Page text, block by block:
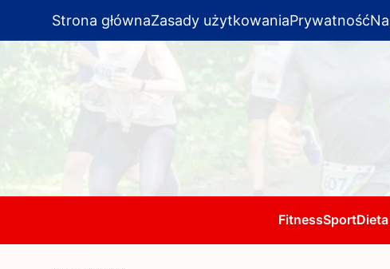
Strona głównaZasady użytkowaniaPrywatność
FitnessSport